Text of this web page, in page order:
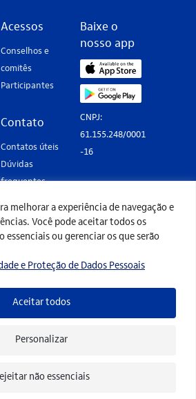
melhorar a experiência de navegação e
Você pode aceitar todos os
essenciais ou gerenciar os que serão
e Proteção de Dados Pessoais
Personalizar
não essenciais
Aceitar todos
Acessos
Conselhos e
comitês
Participantes
Contato
Contatos úteis
Dúvidas
frequentes
Termos de
Baixe o
nosso app
CNPJ:
61.155.248/0001
-16